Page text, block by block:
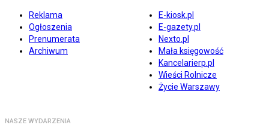
Reklama
Ogłoszenia
Prenumerata
Archiwum
E-kiosk.pl
E-gazety.pl
Nexto.pl
Mała księgowość
Kancelarierp.pl
Wieści Rolnicze
Życie Warszawy
NASZE WYDARZENIA